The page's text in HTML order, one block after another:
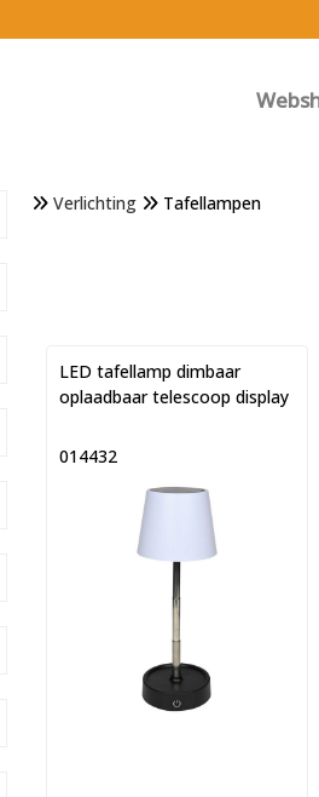
Verlichting Tafellampen
LED tafellamp dimbaar
oplaadbaar telescoop display
014432